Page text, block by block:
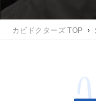
カビドクターズ TOP ›